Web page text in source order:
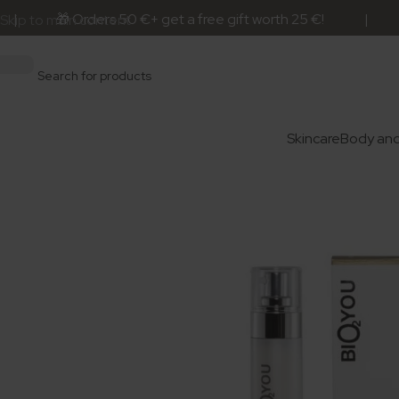
Skip to main content
Orders 50 €+ get a free gift worth 25 €! | 📦
SkincareBody